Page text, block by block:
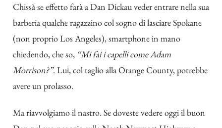
Chissà se effetto farà a Dan Dickau veder entrare nella sua
barberia qualche ragazzino col sogno di lasciare Spokane
(non proprio Los Angeles), smartphone in mano
chiedendo, che so, “Mi fai i capelli come Adam
Morrison?”. Lui, col taglio alla Orange County, potrebbe
avere un prolasso.
Ma riavvolgiamo il nastro. Se doveste vedere oggi il buon